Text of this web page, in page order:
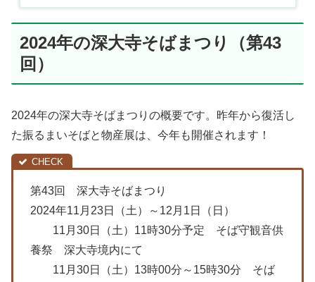
2024年の深大寺そばまつり（第43
回）
2024年の深大寺そばまつりの概要です。昨年から復活し
た振るまいそばと物産展は、今年も開催されます！
第43回 深大寺そばまつり
2024年11月23日（土）～12月1日（日）
11月30日（土）11時30分予定 そば守観音供
養祭 深大寺境内にて
11月30日（土）13時00分～15時30分 そば